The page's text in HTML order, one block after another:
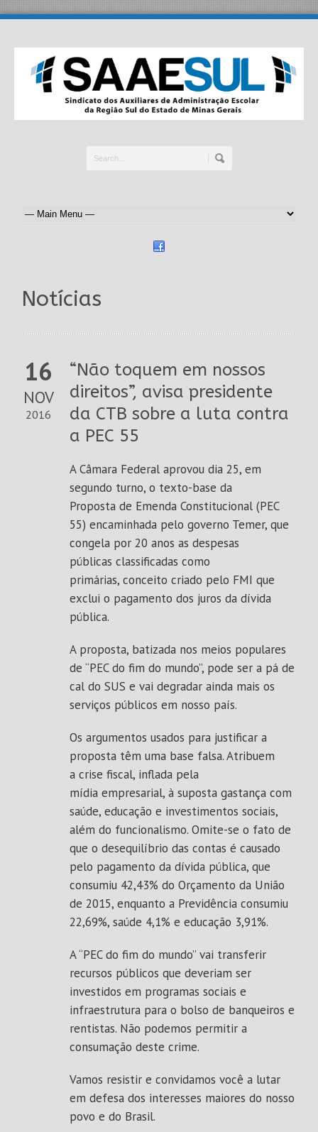
Notícias
16
NOV
2016
“Não toquem em nossos
direitos”, avisa presidente
da CTB sobre a luta contra
a PEC 55
A Câmara Federal aprovou dia 25, em
segundo turno, o texto-base da
Proposta de Emenda Constitucional (PEC
55) encaminhada pelo governo Temer, que
congela por 20 anos as despesas
públicas classificadas como
primárias, conceito criado pelo FMI que
exclui o pagamento dos juros da dívida
pública.
A proposta, batizada nos meios populares
de “PEC do fim do mundo”, pode ser a pá de
cal do SUS e vai degradar ainda mais os
serviços públicos em nosso país.
Os argumentos usados para justificar a
proposta têm uma base falsa. Atribuem
a crise fiscal, inflada pela
mídia empresarial, à suposta gastança com
saúde, educação e investimentos sociais,
além do funcionalismo. Omite-se o fato de
que o desequilíbrio das contas é causado
pelo pagamento da dívida pública, que
consumiu 42,43% do Orçamento da União
de 2015, enquanto a Previdência consumiu
22,69%, saúde 4,1% e educação 3,91%.
A “PEC do fim do mundo” vai transferir
recursos públicos que deveriam ser
investidos em programas sociais e
infraestrutura para o bolso de banqueiros e
rentistas. Não podemos permitir a
consumação deste crime.
Vamos resistir e convidamos você a lutar
em defesa dos interesses maiores do nosso
povo e do Brasil.